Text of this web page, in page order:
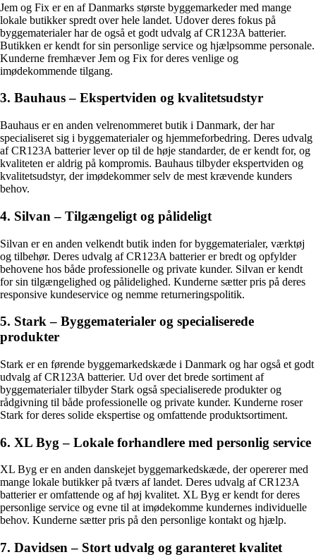
Jem og Fix er en af Danmarks største byggemarkeder med mange
lokale butikker spredt over hele landet. Udover deres fokus på
byggematerialer har de også et godt udvalg af CR123A batterier.
Butikken er kendt for sin personlige service og hjælpsomme personale.
Kunderne fremhæver Jem og Fix for deres venlige og
imødekommende tilgang.
3. Bauhaus – Ekspertviden og kvalitetsudstyr
Bauhaus er en anden velrenommeret butik i Danmark, der har
specialiseret sig i byggematerialer og hjemmeforbedring. Deres udvalg
af CR123A batterier lever op til de høje standarder, de er kendt for, og
kvaliteten er aldrig på kompromis. Bauhaus tilbyder ekspertviden og
kvalitetsudstyr, der imødekommer selv de mest krævende kunders
behov.
4. Silvan – Tilgængeligt og pålideligt
Silvan er en anden velkendt butik inden for byggematerialer, værktøj
og tilbehør. Deres udvalg af CR123A batterier er bredt og opfylder
behovene hos både professionelle og private kunder. Silvan er kendt
for sin tilgængelighed og pålidelighed. Kunderne sætter pris på deres
responsive kundeservice og nemme returneringspolitik.
5. Stark – Byggematerialer og specialiserede
produkter
Stark er en førende byggemarkedskæde i Danmark og har også et godt
udvalg af CR123A batterier. Ud over det brede sortiment af
byggematerialer tilbyder Stark også specialiserede produkter og
rådgivning til både professionelle og private kunder. Kunderne roser
Stark for deres solide ekspertise og omfattende produktsortiment.
6. XL Byg – Lokale forhandlere med personlig service
XL Byg er en anden danskejet byggemarkedskæde, der opererer med
mange lokale butikker på tværs af landet. Deres udvalg af CR123A
batterier er omfattende og af høj kvalitet. XL Byg er kendt for deres
personlige service og evne til at imødekomme kundernes individuelle
behov. Kunderne sætter pris på den personlige kontakt og hjælp.
7. Davidsen – Stort udvalg og garanteret kvalitet